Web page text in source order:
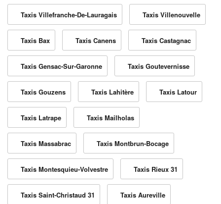
Taxis Villefranche-De-Lauragais Taxis Villenouvelle
Taxis Bax Taxis Canens Taxis Castagnac
Taxis Gensac-Sur-Garonne Taxis Goutevernisse
Taxis Gouzens Taxis Lahitère Taxis Latour
Taxis Latrape Taxis Mailholas
Taxis Massabrac Taxis Montbrun-Bocage
Taxis Montesquieu-Volvestre Taxis Rieux 31
Taxis Saint-Christaud 31 Taxis Aureville